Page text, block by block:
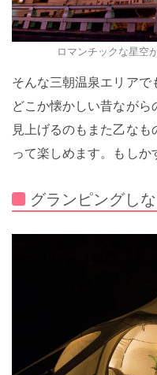
ロマンチックな星空
そんな三朝温泉エリアで
どこか懐かしい昔なが
見上げるのもまた乙な
って楽しめます。もし
グランピングし